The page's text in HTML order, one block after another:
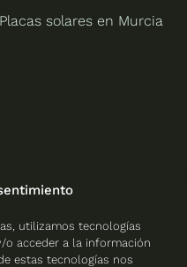
utilizamos tecnologías
o acceder a la información
estas tecnologías nos
Placas solares en Murcia